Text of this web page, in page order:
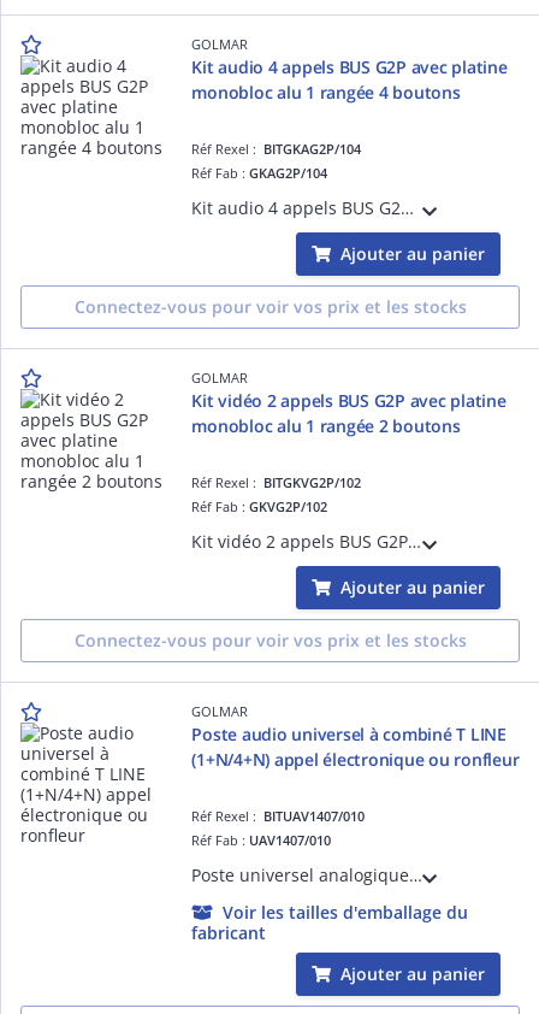
GOLMAR
Kit audio 4 appels BUS G2P avec platine
monobloc alu 1 rangée 4 boutons
Réf Rexel : BITGKAG2P/104
Réf Fab :GKAG2P/104
Kit audio 4 appels BUS G2P : Platine monobloc alu GTV62/104 1 rangée 4 boutons Groupe audio G EL 642 G2P Alimentation G FA/G2P/LITE Combinés audio G T ART
Ajouter au panier
Connectez-vous pour voir vos prix et les stocks
GOLMAR
Kit vidéo 2 appels BUS G2P avec platine
monobloc alu 1 rangée 2 boutons
Réf Rexel : BITGKVG2P/102
Réf Fab :GKVG2P/102
Kit vidéo 2 appels BUS G2P : Platine monobloc alu GTV62/102A 1 rangée 2 boutons Groupe vidéo couleur G EL 632 G2P Alimentation G FA G2P Répartiteur G D4L G2P Moniteurs vidéo couleur G ART4H/LITE
Ajouter au panier
Connectez-vous pour voir vos prix et les stocks
GOLMAR
Poste audio universel à combiné T LINE
(1+N/4+N) appel électronique ou ronfleur
Réf Rexel : BITUAV1407/010
Réf Fab : UAV1407/010
Poste universel analogique 2 fils/5fils Appel électronique ou ronfleur Technologies 1+N ou 4+N Réglage des phonies montante et descendante Réglage niveau d'appel et exclusion 2 boutons de commande
Voir les tailles d'emballage du
fabricant
Ajouter au panier